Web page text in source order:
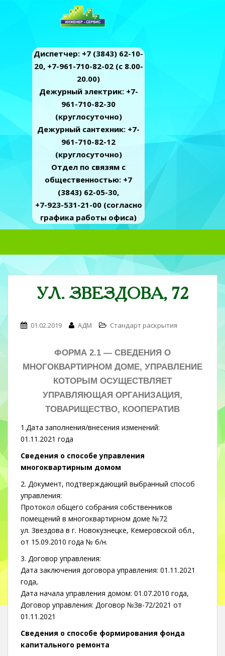
Диспетчер: +7 (3843) 62-10-
20, +7-961-710-82-02 (c 8.00-
20.00)
Дежурный электрик: +7-
961-710-82-30
(круглосуточно)
Дежурный сантехник: +7-
961-710-82-12
(круглосуточно)
Отдел по связям с
общественностью: +7
(3843) 62-05-30,
+7-923-531-21-00 (согласно
графика работы офиса)
i
n
t
УЛ. ЗВЕЗДОВА, 72
01.02.2019 АДМ Стандарт раскрытия
ФОРМА 2.1 — СВЕДЕНИЯ О
МНОГОКВАРТИРНОМ ДОМЕ, УПРАВЛЕНИЕ
КОТОРЫМ ОСУЩЕСТВЛЯЕТ
УПРАВЛЯЮЩАЯ ОРГАНИЗАЦИЯ,
ТОВАРИЩЕСТВО, КООПЕРАТИВ
1.Дата заполнения/внесения изменений:
01.11.2021 года
Сведения о способе управления
многоквартирным домом
2. Документ, подтверждающий выбранный способ
управления:
Протокол общего собрания собственников
помещений в многоквартирном доме №72
ул. Звездова в г. Новокузнецке, Кемеровской обл.,
от 15.09.2010 года № б/н.
3. Договор управления:
Дата заключения договора управления: 01.11.2021
года,
Дата начала управления домом: 01.07.2010 года,
Договор управления: Договор №Зв-72/2021 от
01.11.2021
Сведения о способе формирования фонда
капитального ремонта